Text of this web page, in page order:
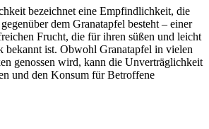
bezeichnet eine Empfindlichkeit, die
dem Granatapfel besteht – einer
Frucht, die für ihren süßen und leicht
bekannt ist. Obwohl Granatapfel in vielen
genossen wird, kann die Unverträglichkeit
und den Konsum für Betroffene